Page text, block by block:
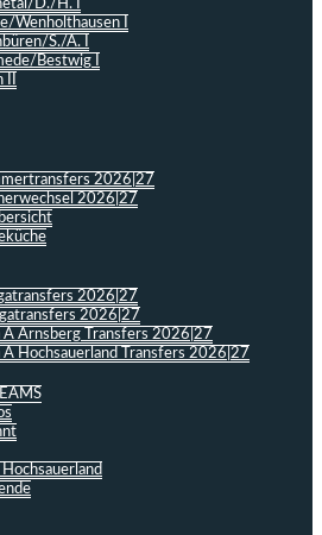
D./H. I
Wenholthausen I
S./A. I
Bestwig I
2026|27
2026|27
2026|27
2026|27
A Arnsberg Transfers 2026|27
A Hochsauerland Transfers 2026|27